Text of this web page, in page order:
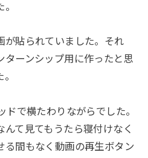
が貼られていました。それ
ターンシップ用に作ったと思
ドで横たわりながらでした。
んて見てもうたら寝付けなく
る間もなく動画の再生ボタン